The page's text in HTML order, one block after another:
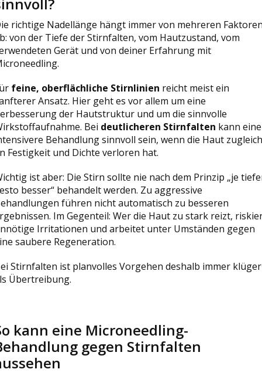
richtige Nadellänge hängt immer von mehreren
von der Tiefe der Stirnfalten, vom Hautzustand, vom
Gerät und von deiner Erfahrung mit
feine, oberflächliche Stirnlinien reicht meist ein
Ansatz. Hier geht es vor allem um eine
der Hautstruktur und um die sinnvolle
Bei deutlicheren Stirnfalten kann eine
Behandlung sinnvoll sein, wenn die Haut zugleich
Festigkeit und Dichte verloren hat.
ist aber: Die Stirn sollte nie nach dem Prinzip „je
besser“ behandelt werden. Zu aggressive
führen nicht automatisch zu besseren
Im Gegenteil: Wer die Haut zu stark reizt,
Irritationen und arbeitet unter Umständen gegen
saubere Regeneration.
Stirnfalten ist planvolles Vorgehen deshalb immer klüger
Übertreibung.
kann eine Microneedling-
gegen Stirnfalten